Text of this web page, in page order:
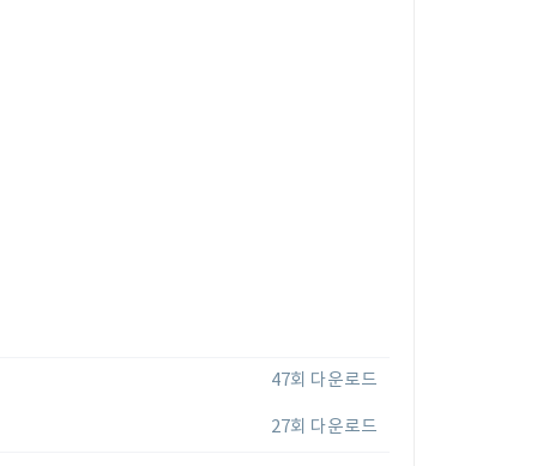
47회 다운로드
27회 다운로드